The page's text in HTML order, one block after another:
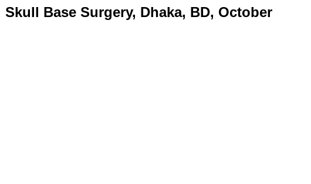
Base Surgery, Dhaka, BD, October